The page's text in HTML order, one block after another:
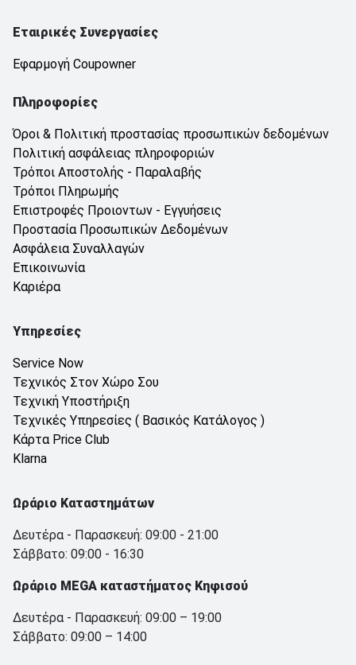
Εταιρικές Συνεργασίες
Εφαρμογή Coupowner
Πληροφορίες
Όροι & Πολιτική προστασίας προσωπικών δεδομένων
Πολιτική ασφάλειας πληροφοριών
Τρόποι Αποστολής - Παραλαβής
Τρόποι Πληρωμής
Επιστροφές Προιοντων - Εγγυήσεις
Προστασία Προσωπικών Δεδομένων
Ασφάλεια Συναλλαγών
Επικοινωνία
Καριέρα
Υπηρεσίες
Service Now
Τεχνικός Στον Χώρο Σου
Τεχνική Υποστήριξη
Τεχνικές Υπηρεσίες ( Βασικός Κατάλογος )
Κάρτα Price Club
Klarna
Ωράριο Καταστημάτων
Δευτέρα - Παρασκευή: 09:00 - 21:00
Σάββατο: 09:00 - 16:30
Ωράριο MEGA καταστήματος Κηφισού
Δευτέρα - Παρασκευή: 09:00 – 19:00
Σάββατο: 09:00 – 14:00